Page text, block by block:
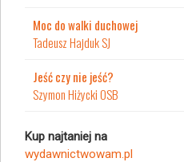
Moc do walki duchowej
Tadeusz Hajduk SJ
Jeść czy nie jeść?
Szymon Hiżycki OSB
Kup najtaniej na
wydawnictwowam.pl